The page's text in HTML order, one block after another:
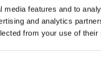
features and to
and analytics
from your use of
Ceca